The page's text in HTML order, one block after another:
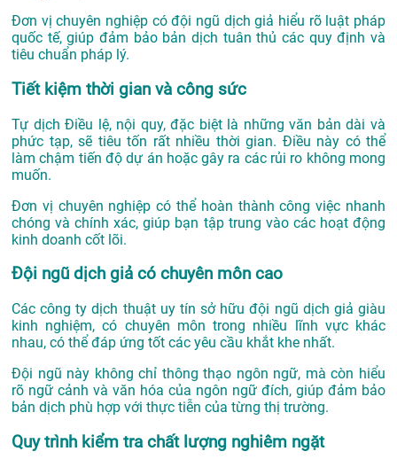
Đơn vị chuyên nghiệp có đội ngũ dịch giả hiểu rõ luật pháp
quốc tế, giúp đảm bảo bản dịch tuân thủ các quy định và
tiêu chuẩn pháp lý.
Tiết kiệm thời gian và công sức
Tự dịch Điều lệ, nội quy, đặc biệt là những văn bản dài và
phức tạp, sẽ tiêu tốn rất nhiều thời gian. Điều này có thể
làm chậm tiến độ dự án hoặc gây ra các rủi ro không mong
muốn.
Đơn vị chuyên nghiệp có thể hoàn thành công việc nhanh
chóng và chính xác, giúp bạn tập trung vào các hoạt động
kinh doanh cốt lõi.
Đội ngũ dịch giả có chuyên môn cao
Các công ty dịch thuật uy tín sở hữu đội ngũ dịch giả giàu
kinh nghiệm, có chuyên môn trong nhiều lĩnh vực khác
nhau, có thể đáp ứng tốt các yêu cầu khắt khe nhất.
Đội ngũ này không chỉ thông thạo ngôn ngữ, mà còn hiểu
rõ ngữ cảnh và văn hóa của ngôn ngữ đích, giúp đảm bảo
bản dịch phù hợp với thực tiễn của từng thị trường.
Quy trình kiểm tra chất lượng nghiêm ngặt